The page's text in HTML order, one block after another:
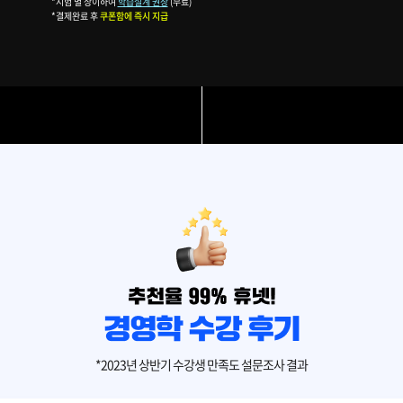
*결제완료 후쿠폰함에 즉시 지급
*2023년 상반기 수강생 만족도 설문조사 결과